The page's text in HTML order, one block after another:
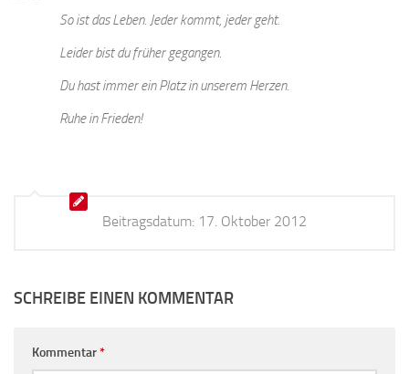
So ist das Leben. Jeder kommt, jeder geht.
Leider bist du früher gegangen.
Du hast immer ein Platz in unserem Herzen.
Ruhe in Frieden!
Beitragsdatum: 17. Oktober 2012
SCHREIBE EINEN KOMMENTAR
Kommentar*